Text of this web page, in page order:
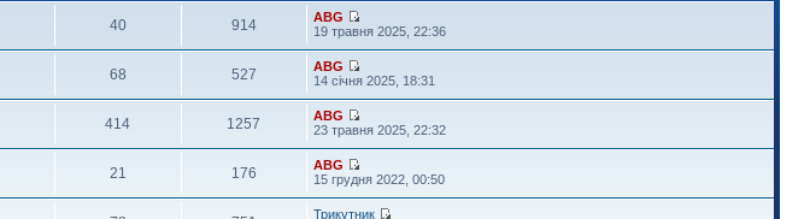
40 914
ABG
19 травня 2025, 22:36
68 527
ABG
14 січня 2025, 18:31
414 1257
ABG
23 травня 2025, 22:32
21 176
ABG
15 грудня 2022, 00:50
Трикутник